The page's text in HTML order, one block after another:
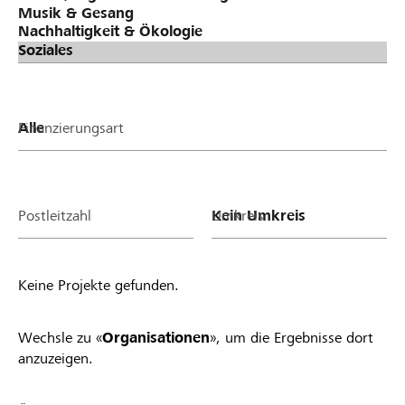
Finanzierungsart
Postleitzahl Umkreis
Keine Projekte gefunden.
Wechsle zu «Organisationen», um die Ergebnisse dort
anzuzeigen.